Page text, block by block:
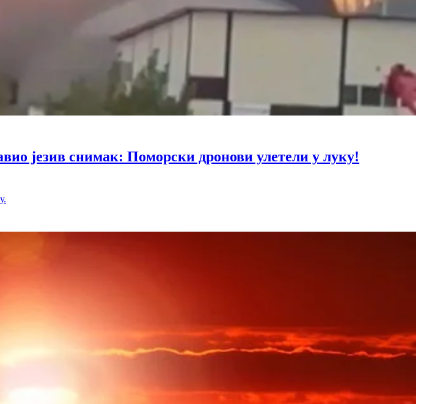
снимак: Поморски дронови улетели у луку!